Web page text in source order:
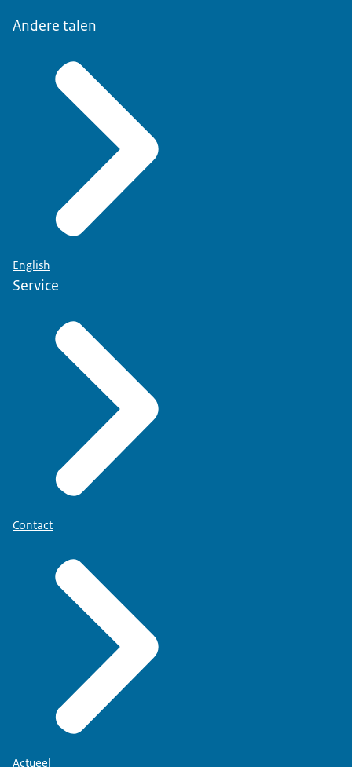
Andere talen
English
Service
Contact
Actueel